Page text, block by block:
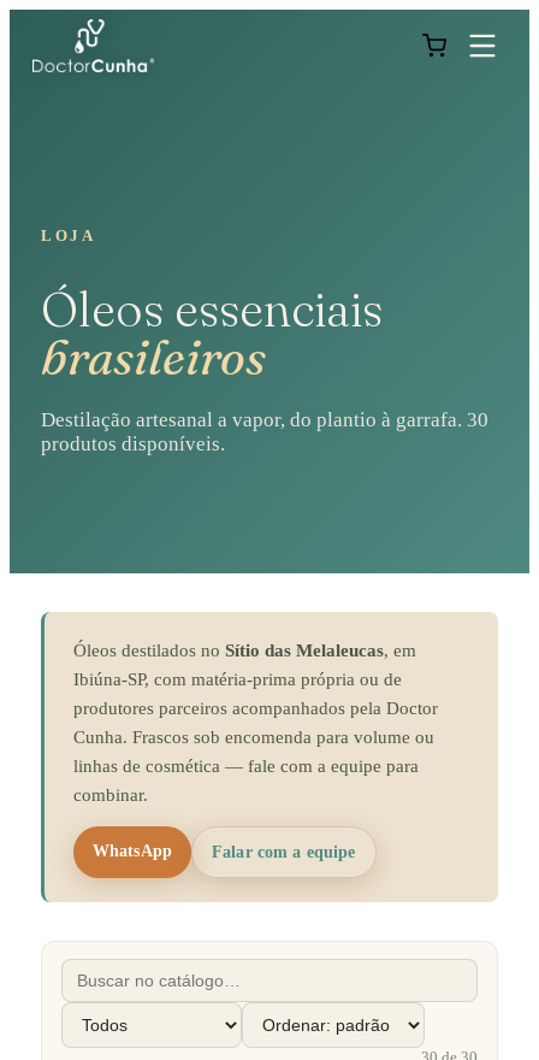
LOJA
Óleos essenciais
brasileiros
Destilação artesanal a vapor, do plantio à garrafa. 30
produtos disponíveis.
Óleos destilados no Sítio das Melaleucas, em
Ibiúna-SP, com matéria-prima própria ou de
produtores parceiros acompanhados pela Doctor
Cunha. Frascos sob encomenda para volume ou
linhas de cosmética — fale com a equipe para
combinar.
WhatsApp Falar com a equipe